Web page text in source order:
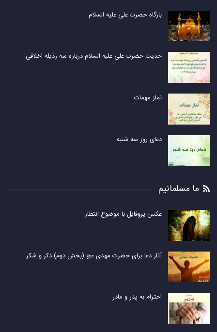
بارگاه حضرت علی علیه السلام
حدیث حضرت علی علیه السلام درباره سه رذیله اخلاقی
نماز مهمات
دعای روز سه شنبه
ما مسلمانیم
عکس پروفایل با موضوع انتظار
آثار دعا برای حضرت مهدی عج (بخش دوم) ذکر و شکر
احترام به پدر و مادر